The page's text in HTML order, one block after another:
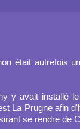
était autrefois
y avait installé
La Prugne afin
se rendre de